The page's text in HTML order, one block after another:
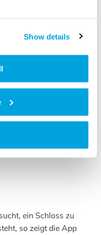
Show details
ein Schloss zu
so zeigt die App